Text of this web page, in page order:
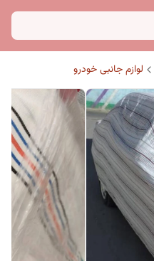
لوازم جانبی خودرو